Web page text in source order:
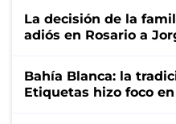
La decisión de la
adiós en Rosario a
Bahía Blanca: la
Etiquetas hizo foco